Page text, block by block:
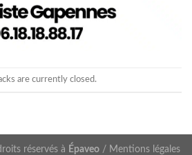
are currently closed.
réservés à Épaveo / Mentions légales